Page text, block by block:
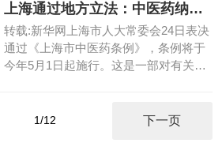
上海通过地方立法：中医药纳入
公卫应急管理体系
转载:新华网上海市人大常委会24日表决
通过《上海市中医药条例》，条例将于
今年5月1日起施行。这是一部对有关中
1/12 下一页